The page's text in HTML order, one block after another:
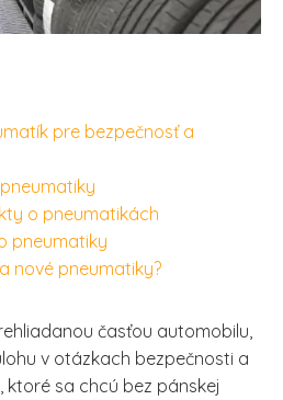
pre bezpečnosť a
o pneumatikách
pneumatiky
nové pneumatiky?
časťou automobilu,
v otázkach bezpečnosti a
ktoré sa chcú bez pánskej